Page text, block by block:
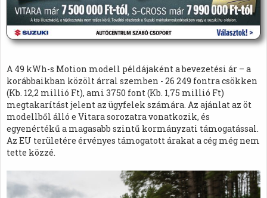
A 49 kWh-s Motion modell példájaként a bevezetési ár – a
korábbaikban közölt árral szemben - 26 249 fontra csökken
(Kb. 12,2 millió Ft), ami 3750 font (Kb. 1,75 millió Ft)
megtakarítást jelent az ügyfelek számára. Az ajánlat az öt
modellből álló e Vitara sorozatra vonatkozik, és
egyenértékű a magasabb szintű kormányzati támogatással.
Az EU területére érvényes támogatott árakat a cég még nem
tette közzé.